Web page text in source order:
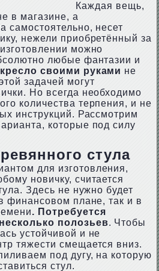
Каждая вещь,
в магазине, а
самостоятельно, несет
нежели приобретённый за
можно
любые фантазии и
кресло своими руками не
задачей могут
Но всегда необходимо
количества терпения, и не
инструкций. Рассмотрим
которые под силу
стула
для изготовления,
новичку, считается
Здесь не нужно будет
финансовом плане, так и в
. Потребуется
полозьев. Чтобы
устойчивой и не
тяжести смещается вниз.
под дугу, на которую
стул.